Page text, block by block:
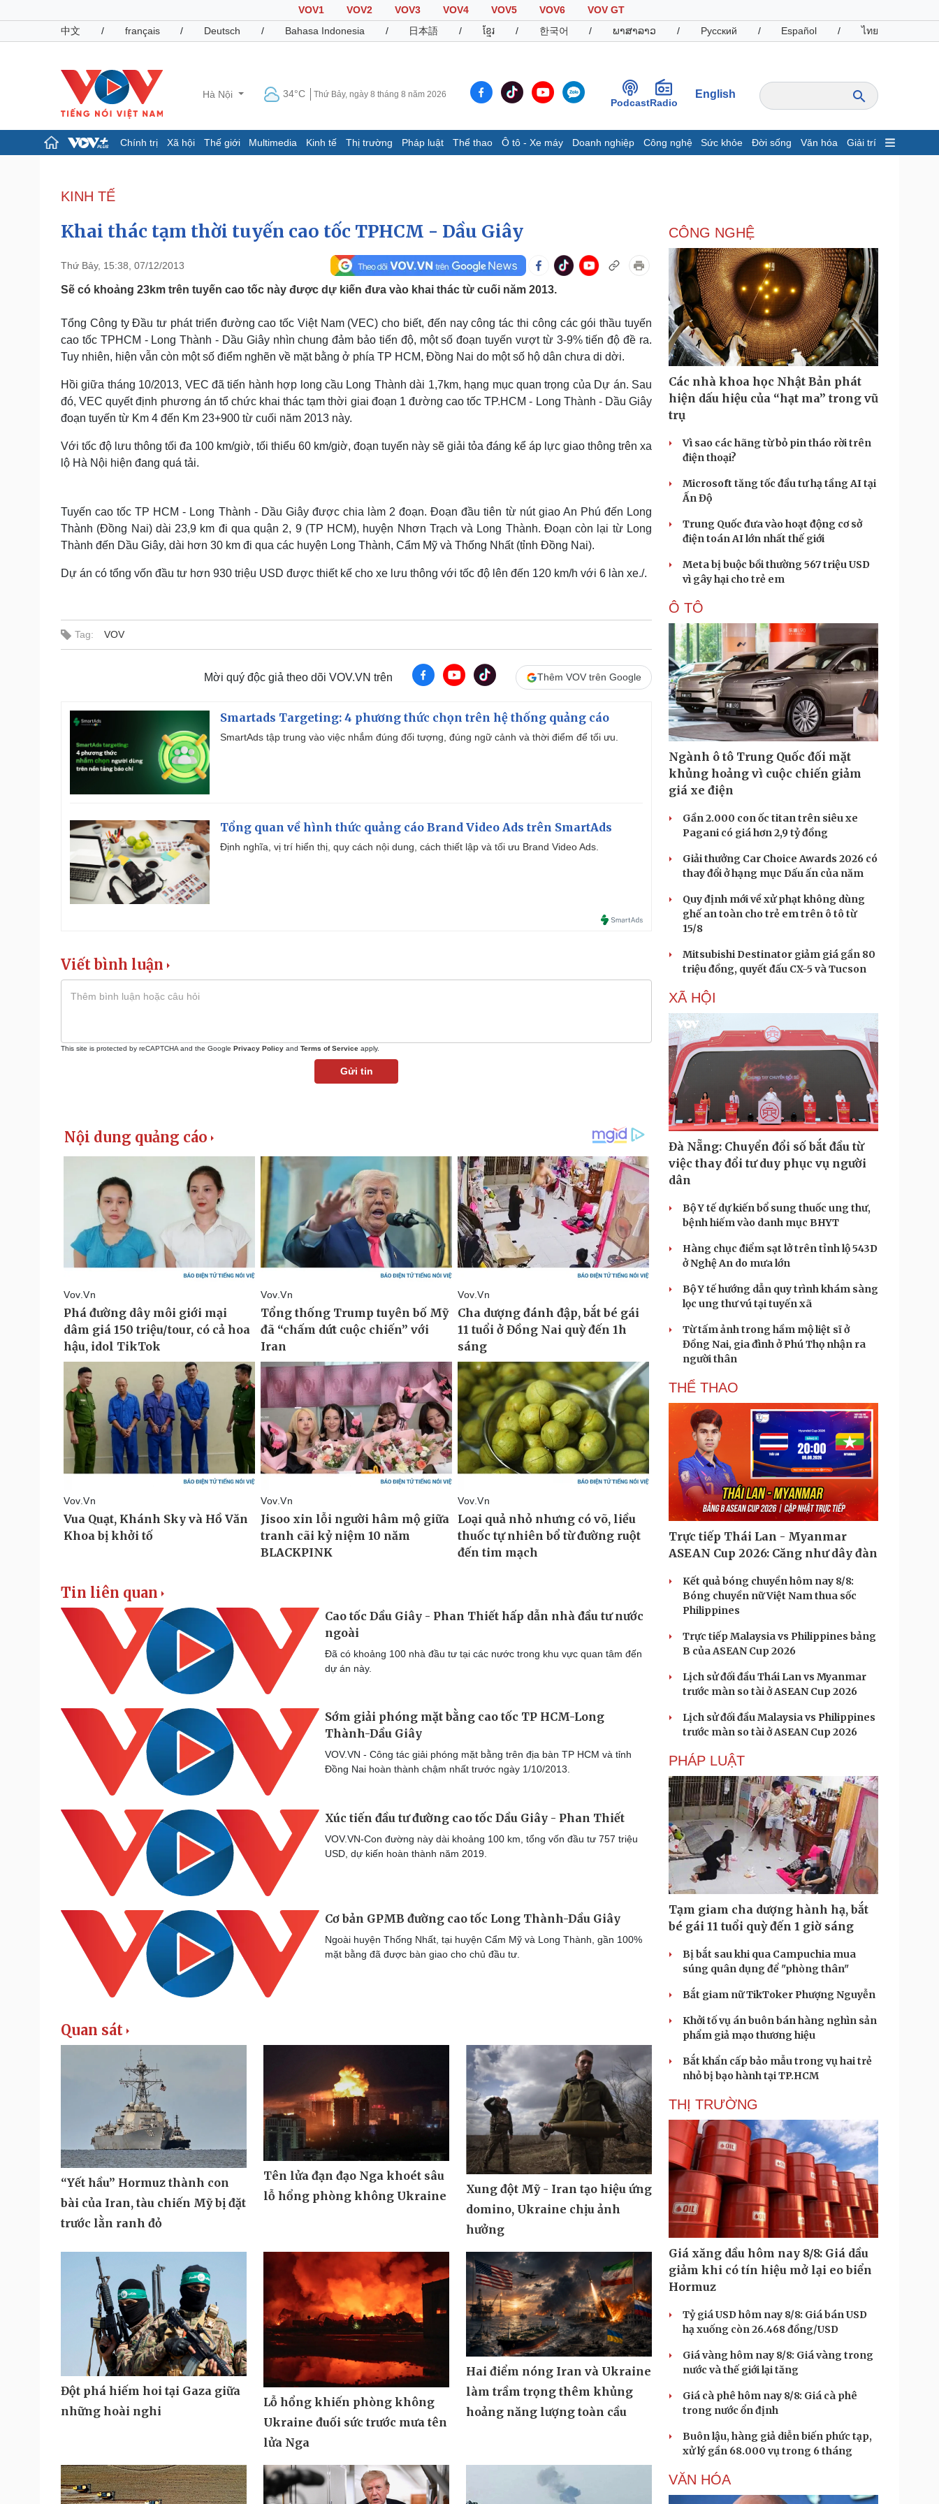
VOV1 VOV2 VOV3 VOV4 VOV5 VOV6
VOV GT
中文
/ français / Deutsch / Bahasa Indonesia / 日本語 / ខ្មែរ / 한국어 / ພາສາລາວ / Русский / Español / ไทย
Hà Nội 34°C Thứ Bảy, ngày 8 tháng 8 năm 2026
PodcastRadio
English
Chính trị Xã hội Thế giới Multimedia Kinh tế Thị trường Pháp luật Thể thao Ô tô - Xe máy Doanh nghiệp Công nghệ Sức khỏe Đời sống Văn hóa Giải trí
Đảng
Tổ chức nhân sự
Nhận diện sự thật
Dấu ấn VOV
Infographic
Giá cà phê
Pháp luật
Tin nóng
Tư vấn luật
Quân sự - Quốc phòng
Việt Nam
Phân tích
Thể thao
Lịch thi đấu bóng đá
Thế giới thể thao
eSports
Hậu trường
Ô tô - Xe máy
Xe máy
Tư vấn
Doanh nghiệp
Thông tin doanh nghiệp
Doanh nghiệp 24h
Doanh nhân
Vì cộng đồng
Công nghệ
Sành điệu
Tin Công nghệ
Trải nghiệm
Chuyển đổi số
Sức khỏe
Dinh dưỡng - món ngon
Cây thuốc
Nhi khoa
Nam khoa
Ăn sạch sống khỏe
Đời sống
Nhà đẹp
Blog
Văn hóa
Sân khấu - Điện ảnh
Văn học
Di sản
Giải trí
Nghệ sĩ
Du lịch
Tư vấn
Podcast
Câu chuyện thời sự
Cửa sổ tình yêu
Kể chuyện cho bé
Cải chính
KINH TẾ
Khai thác tạm thời tuyến cao tốc TPHCM - Dầu Giây
Thứ Bảy, 15:38, 07/12/2013
Sẽ có khoảng 23km trên tuyến cao tốc này được dự kiến đưa vào khai thác từ cuối năm 2013.
Tổng Công ty Đầu tư phát triển đường cao tốc Việt Nam (VEC) cho biết, đến nay công tác thi công các gói thầu tuyến
cao tốc TPHCM - Long Thành - Dầu Giây nhìn chung đảm bảo tiến độ, một số đoạn tuyến vượt từ 3-9% tiến độ đề ra.
Tuy nhiên, hiện vẫn còn một số điểm nghẽn về mặt bằng ở phía TP HCM, Đồng Nai do một số hộ dân chưa di dời.
Hồi giữa tháng 10/2013, VEC đã tiến hành hợp long cầu Long Thành dài 1,7km, hạng mục quan trọng của Dự án. Sau
đó, VEC quyết định phương án tổ chức khai thác tạm thời giai đoạn 1 đường cao tốc TP.HCM - Long Thành - Dầu Giây
đoạn tuyến từ Km 4 đến Km 23+900 từ cuối năm 2013 này.
Với tốc độ lưu thông tối đa 100 km/giờ, tối thiểu 60 km/giờ, đoạn tuyến này sẽ giải tỏa đáng kể áp lực giao thông trên xa
lộ Hà Nội hiện đang quá tải.
Tuyến cao tốc TP HCM - Long Thành - Dầu Giây được chia làm 2 đoạn. Đoạn đầu tiên từ nút giao An Phú đến Long
Thành (Đồng Nai) dài 23,9 km đi qua quận 2, 9 (TP HCM), huyện Nhơn Trạch và Long Thành. Đoạn còn lại từ Long
Thành đến Dầu Giây, dài hơn 30 km đi qua các huyện Long Thành, Cẩm Mỹ và Thống Nhất (tỉnh Đồng Nai).
Dự án có tổng vốn đầu tư hơn 930 triệu USD được thiết kế cho xe lưu thông với tốc độ lên đến 120 km/h với 6 làn xe./.
Tag: VOV
Mời quý độc giả theo dõi VOV.VN trên Thêm VOV trên Google
Smartads Targeting: 4 phương thức chọn trên hệ thống quảng cáo
SmartAds tập trung vào việc nhắm đúng đối tượng, đúng ngữ cảnh và thời điểm để tối ưu.
Tổng quan về hình thức quảng cáo Brand Video Ads trên SmartAds
Định nghĩa, vị trí hiển thị, quy cách nội dung, cách thiết lập và tối ưu Brand Video Ads.
Viết bình luận
This site is protected by reCAPTCHA and the Google Privacy Policy and Terms of Service apply.
Gửi tin
Tin liên quan
Cao tốc Dầu Giây - Phan Thiết hấp dẫn nhà đầu tư nước
ngoài
Đã có khoảng 100 nhà đầu tư tại các nước trong khu vực quan tâm đến
dự án này.
Sớm giải phóng mặt bằng cao tốc TP HCM-Long
Thành-Dầu Giây
VOV.VN - Công tác giải phóng mặt bằng trên địa bàn TP HCM và tỉnh
Đồng Nai hoàn thành chậm nhất trước ngày 1/10/2013.
Xúc tiến đầu tư đường cao tốc Dầu Giây - Phan Thiết
VOV.VN-Con đường này dài khoảng 100 km, tổng vốn đầu tư 757 triệu
USD, dự kiến hoàn thành năm 2019.
Cơ bản GPMB đường cao tốc Long Thành-Dầu Giây
Ngoài huyện Thống Nhất, tại huyện Cẩm Mỹ và Long Thành, gần 100%
mặt bằng đã được bàn giao cho chủ đầu tư.
Quan sát
“Yết hầu” Hormuz thành con
bài của Iran, tàu chiến Mỹ bị đặt
trước lằn ranh đỏ
Tên lửa đạn đạo Nga khoét sâu
lỗ hổng phòng không Ukraine
Xung đột Mỹ - Iran tạo hiệu ứng
domino, Ukraine chịu ảnh
hưởng
Đột phá hiếm hoi tại Gaza giữa
những hoài nghi
Lỗ hổng khiến phòng không
Ukraine đuối sức trước mưa tên
lửa Nga
Hai điểm nóng Iran và Ukraine
làm trầm trọng thêm khủng
hoảng năng lượng toàn cầu
CÔNG NGHỆ
Các nhà khoa học Nhật Bản phát
hiện dấu hiệu của “hạt ma” trong vũ
trụ
Vì sao các hãng từ bỏ pin tháo rời trên
điện thoại?
Microsoft tăng tốc đầu tư hạ tầng AI tại
Ấn Độ
Trung Quốc đưa vào hoạt động cơ sở
điện toán AI lớn nhất thế giới
Meta bị buộc bồi thường 567 triệu USD
vì gây hại cho trẻ em
Ô TÔ
Ngành ô tô Trung Quốc đối mặt
khủng hoảng vì cuộc chiến giảm
giá xe điện
Gần 2.000 con ốc titan trên siêu xe
Pagani có giá hơn 2,9 tỷ đồng
Giải thưởng Car Choice Awards 2026 có
thay đổi ở hạng mục Dấu ấn của năm
Quy định mới về xử phạt không dùng
ghế an toàn cho trẻ em trên ô tô từ
15/8
Mitsubishi Destinator giảm giá gần 80
triệu đồng, quyết đấu CX-5 và Tucson
XÃ HỘI
Đà Nẵng: Chuyển đổi số bắt đầu từ
việc thay đổi tư duy phục vụ người
dân
Bộ Y tế dự kiến bổ sung thuốc ung thư,
bệnh hiếm vào danh mục BHYT
Hàng chục điểm sạt lở trên tỉnh lộ 543D
ở Nghệ An do mưa lớn
Bộ Y tế hướng dẫn quy trình khám sàng
lọc ung thư vú tại tuyến xã
Từ tấm ảnh trong hầm mộ liệt sĩ ở
Đồng Nai, gia đình ở Phú Thọ nhận ra
người thân
THỂ THAO
Trực tiếp Thái Lan - Myanmar
ASEAN Cup 2026: Căng như dây đàn
Kết quả bóng chuyền hôm nay 8/8:
Bóng chuyền nữ Việt Nam thua sốc
Philippines
Trực tiếp Malaysia vs Philippines bảng
B của ASEAN Cup 2026
Lịch sử đối đầu Thái Lan vs Myanmar
trước màn so tài ở ASEAN Cup 2026
Lịch sử đối đầu Malaysia vs Philippines
trước màn so tài ở ASEAN Cup 2026
PHÁP LUẬT
Tạm giam cha dượng hành hạ, bắt
bé gái 11 tuổi quỳ đến 1 giờ sáng
Bị bắt sau khi qua Campuchia mua
súng quân dụng để "phòng thân"
Bắt giam nữ TikToker Phượng Nguyễn
Khởi tố vụ án buôn bán hàng nghìn sản
phẩm giả mạo thương hiệu
Bắt khẩn cấp bảo mẫu trong vụ hai trẻ
nhỏ bị bạo hành tại TP.HCM
THỊ TRƯỜNG
Giá xăng dầu hôm nay 8/8: Giá dầu
giảm khi có tín hiệu mở lại eo biển
Hormuz
Tỷ giá USD hôm nay 8/8: Giá bán USD
hạ xuống còn 26.468 đồng/USD
Giá vàng hôm nay 8/8: Giá vàng trong
nước và thế giới lại tăng
Giá cà phê hôm nay 8/8: Giá cà phê
trong nước ổn định
Buôn lậu, hàng giả diễn biến phức tạp,
xử lý gần 68.000 vụ trong 6 tháng
VĂN HÓA